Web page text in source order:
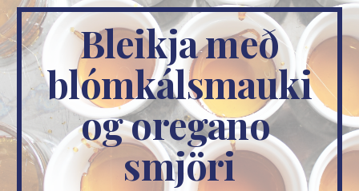
Bleikja með
blómkálsmauki
og oregano
smjöri